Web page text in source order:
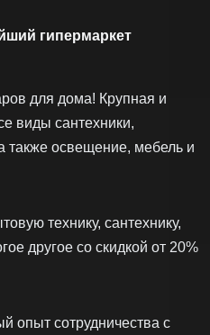
гипермаркет
для дома! Крупная и
виды сантехники,
также освещение, мебель и
технику, сантехнику,
другое со скидкой от 20%
опыт сотрудничества с